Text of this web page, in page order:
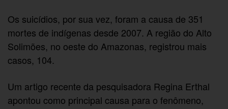
Os suicídios, por sua vez, foram a causa de 351
mortes de indígenas desde 2007. A região do Alto
Solimões, no oeste do Amazonas, registrou mais
casos, 104.
Um artigo recente da pesquisadora Regina Erthal
apontou como principal causa para o fenômeno,